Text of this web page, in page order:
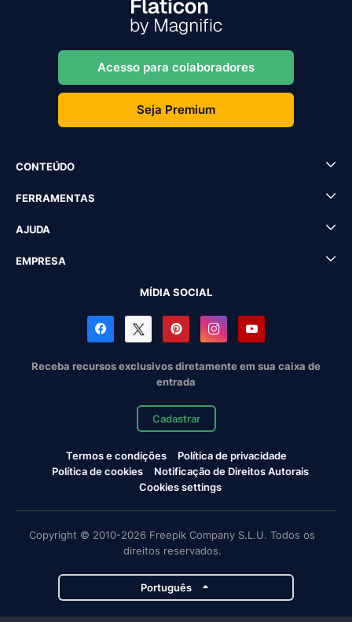
Acesso para colaboradores
Seja Premium
CONTEÚDO
FERRAMENTAS
AJUDA
EMPRESA
MÍDIA SOCIAL
Receba recursos exclusivos diretamente em sua caixa de
entrada
Cadastrar
Termos e condições
Política de privacidade
Política de cookies
Notificação de Direitos Autorais
Cookies settings
Copyright © 2010-2026 Freepik Company S.L.U. Todos os
direitos reservados.
Português